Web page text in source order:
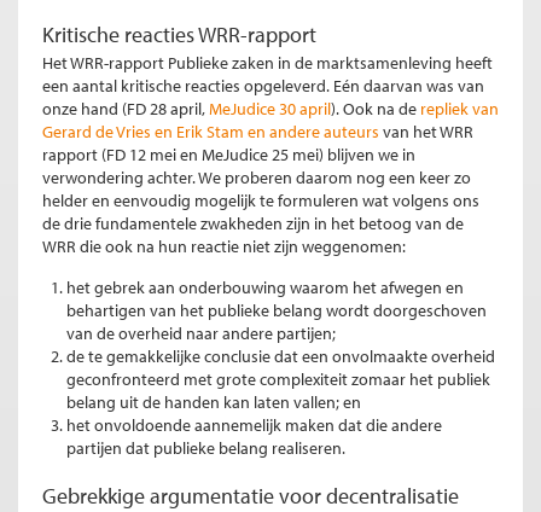
Kritische reacties WRR-rapport
Het WRR-rapport Publieke zaken in de marktsamenleving heeft
een aantal kritische reacties opgeleverd. Eén daarvan was van
onze hand (FD 28 april,MeJudice 30 april). Ook na de repliek van
Gerard de Vries en Erik Stam en andere auteurs van het WRR
rapport (FD 12 mei en MeJudice 25 mei) blijven we in
verwondering achter. We proberen daarom nog een keer zo
helder en eenvoudig mogelijk te formuleren wat volgens ons
de drie fundamentele zwakheden zijn in het betoog van de
WRR die ook na hun reactie niet zijn weggenomen:
het gebrek aan onderbouwing waarom het afwegen en
behartigen van het publieke belang wordt doorgeschoven
van de overheid naar andere partijen;
de te gemakkelijke conclusie dat een onvolmaakte overheid
geconfronteerd met grote complexiteit zomaar het publiek
belang uit de handen kan laten vallen; en
het onvoldoende aannemelijk maken dat die andere
partijen dat publieke belang realiseren.
Gebrekkige argumentatie voor decentralisatie